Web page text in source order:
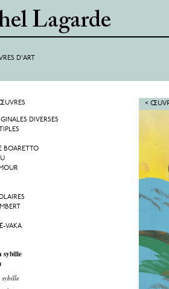
D'ART
<
DIVERSES
BOARETTO
VAKA
sybille
sybille